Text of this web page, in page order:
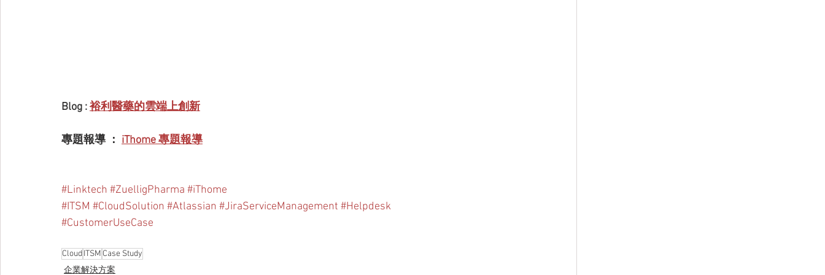
Blog : 裕利醫藥的雲端上創新
專題報導 ： iThome 專題報導
#Linktech #ZuelligPharma #iThome
#ITSM #CloudSolution #Atlassian #JiraServiceManagement #Helpdesk
#CustomerUseCase
CloudITSM Case Study
企業解決方案